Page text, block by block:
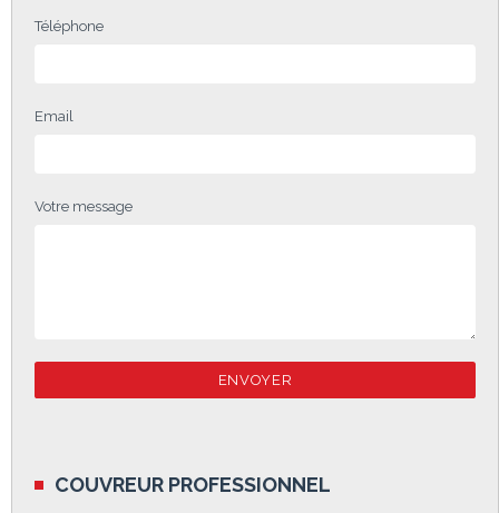
Téléphone
Email
Votre message
COUVREUR PROFESSIONNEL